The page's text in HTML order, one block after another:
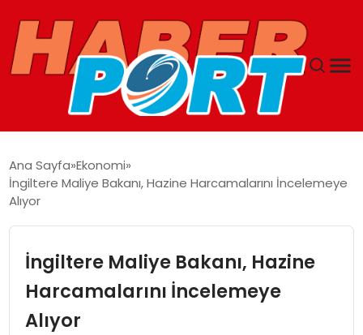
GUNCEL
SAĞLIK
SPOR
Ana Sayfa Ekonomi
İngiltere Maliye Bakanı, Hazine Harcamalarını İncelemeye
Alıyor
İngiltere Maliye Bakanı, Hazine
Harcamalarını İncelemeye
Alıyor